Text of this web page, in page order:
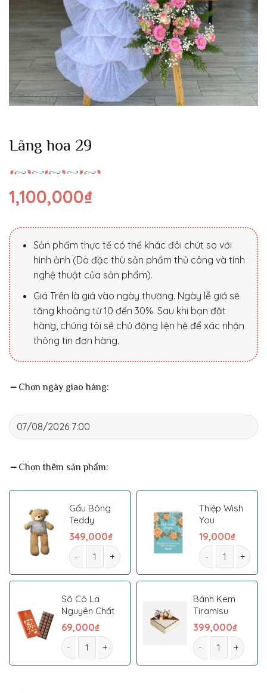
Lãng hoa 29
1,100,000₫
Sản phẩm thực tế có thể khác đôi chút so với
hình ảnh (Do đặc thù sản phẩm thủ công và tính
nghệ thuật của sản phẩm).
Giá Trên là giá vào ngày thường. Ngày lễ giá sẽ
tăng khoảng từ 10 đến 30%. Sau khi bạn đặt
hàng, chúng tôi sẽ chủ động liện hệ để xác nhận
thông tin đơn hàng.
Chọn ngày giao hàng:
Chọn thêm sản phẩm:
Gấu Bông
Teddy
349,000₫
Lãng hoa 29 số lượng
Thiệp Wish
You
19,000₫
Lãng hoa 29 số
Sô Cô La
Nguyên Chất
69,000₫
Lãng hoa 29 số lượng
Bánh Kem
Tiramisu
399,000₫
Lãng hoa 29 số